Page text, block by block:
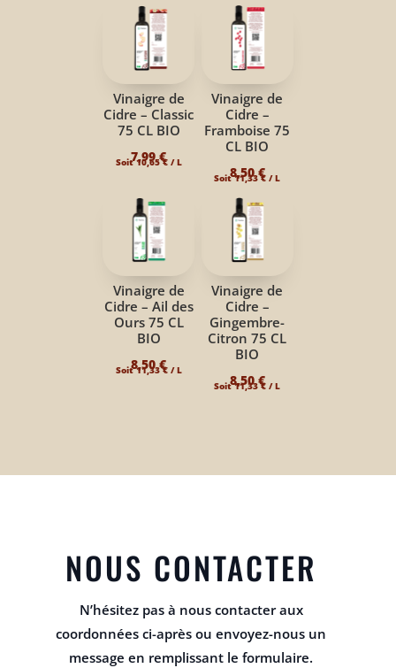
Vinaigre de
Cidre – Classic
75 CL BIO
7,99€
Soit10,65€/ L
Vinaigre de
Cidre –
Framboise 75
CL BIO
8,50€
Soit11,33€ / L
Vinaigre de
Cidre – Ail des
Ours 75 CL
BIO
8,50€
Soit11,33€/ L
Vinaigre de
Cidre –
Gingembre-
Citron 75 CL
BIO
8,50€
Soit11,33€ / L
NOUS CONTACTER
N’hésitez pas à nous contacter aux
coordonnées ci-après ou envoyez-nous un
message en remplissant le formulaire.